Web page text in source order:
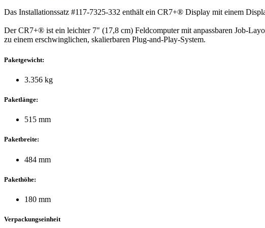
Das Installationssatz #117-7325-332 enthält ein CR7+® Display mit einem
Der CR7+® ist ein leichter 7" (17,8 cm) Feldcomputer mit anpassbaren Job-
zu einem erschwinglichen, skalierbaren Plug-and-Play-System.
Paketgewicht:
3.356 kg
Paketlänge:
515 mm
Paketbreite:
484 mm
Pakethöhe:
180 mm
Verpackungseinheit